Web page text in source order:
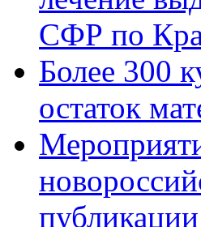
СФР по
Более 300
остаток
публикации